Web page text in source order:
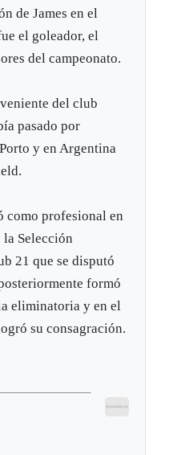
de James en el
el goleador, el
del campeonato.
del club
pasado por
y en Argentina
como profesional en
Selección
21 que se disputó
formó
eliminatoria y en el
su consagración.